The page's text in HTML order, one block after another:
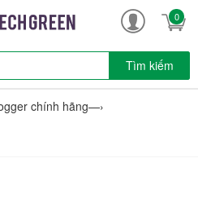
0
Tìm kiếm
chính hãng—›